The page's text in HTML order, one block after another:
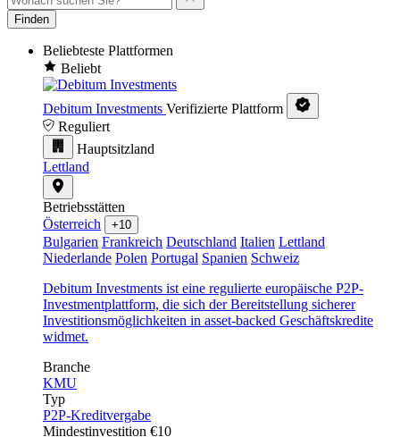
Finden
Beliebteste Plattformen
Beliebt
Debitum Investments Verifizierte Plattform
Reguliert
Hauptsitzland
Lettland
Betriebsstätten
Österreich
+10
Bulgarien Frankreich Deutschland Italien Lettland
Niederlande Polen Portugal Spanien Schweiz
Debitum Investments ist eine regulierte europäische P2P-
Investmentplattform, die sich der Bereitstellung sicherer
Investitionsmöglichkeiten in asset-backed Geschäftskredite
widmet.
Branche
KMU
Typ
P2P-Kreditvergabe
Mindestinvestition €10